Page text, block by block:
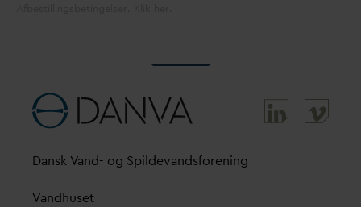
Dansk Vand- og Spildevandsforening
Vandhuset